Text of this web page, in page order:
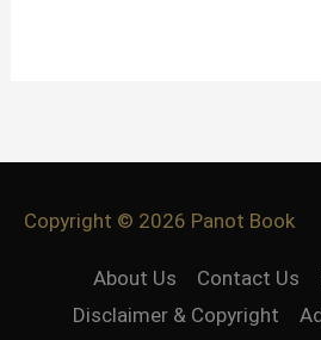
Copyright © 2026 Panot Book
About Us Contact Us
Disclaimer & Copyright